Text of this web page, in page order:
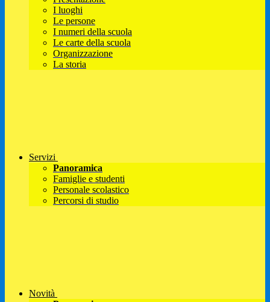
I luoghi
Le persone
I numeri della scuola
Le carte della scuola
Organizzazione
La storia
Servizi
Panoramica
Famiglie e studenti
Personale scolastico
Percorsi di studio
Novità